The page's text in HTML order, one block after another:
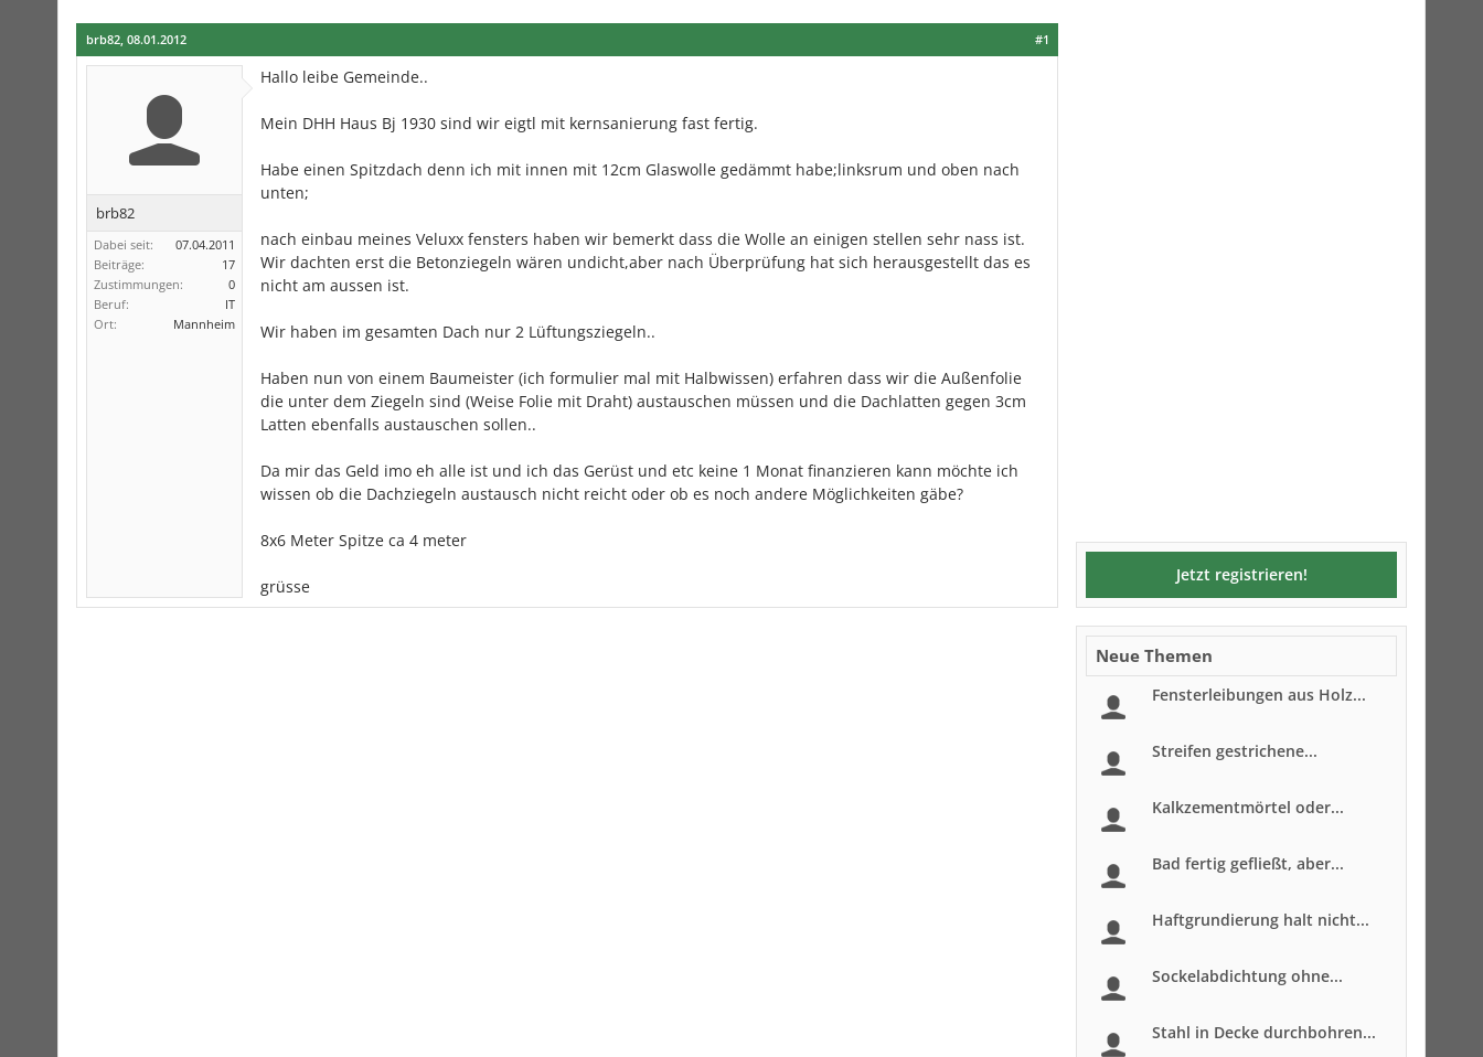
#1
brb82, 08.01.2012
brb82
Dabei seit:
07.04.2011
Beiträge:
17
Zustimmungen:
0
Beruf:
IT
Ort:
Mannheim
Hallo leibe Gemeinde..
Mein DHH Haus Bj 1930 sind wir eigtl mit kernsanierung fast fertig.
Habe einen Spitzdach denn ich mit innen mit 12cm Glaswolle gedämmt habe;linksrum und oben nach
unten;
nach einbau meines Veluxx fensters haben wir bemerkt dass die Wolle an einigen stellen sehr nass ist.
Wir dachten erst die Betonziegeln wären undicht,aber nach Überprüfung hat sich herausgestellt das es
nicht am aussen ist.
Wir haben im gesamten Dach nur 2 Lüftungsziegeln..
Haben nun von einem Baumeister (ich formulier mal mit Halbwissen) erfahren dass wir die Außenfolie
die unter dem Ziegeln sind (Weise Folie mit Draht) austauschen müssen und die Dachlatten gegen 3cm
Latten ebenfalls austauschen sollen..
Da mir das Geld imo eh alle ist und ich das Gerüst und etc keine 1 Monat finanzieren kann möchte ich
wissen ob die Dachziegeln austausch nicht reicht oder ob es noch andere Möglichkeiten gäbe?
8x6 Meter Spitze ca 4 meter
grüsse
Jetzt registrieren!
Neue Themen
Fensterleibungen aus Holz...
Streifen gestrichene...
Kalkzementmörtel oder...
Bad fertig gefließt, aber...
Haftgrundierung halt nicht...
Sockelabdichtung ohne...
Stahl in Decke durchbohren...